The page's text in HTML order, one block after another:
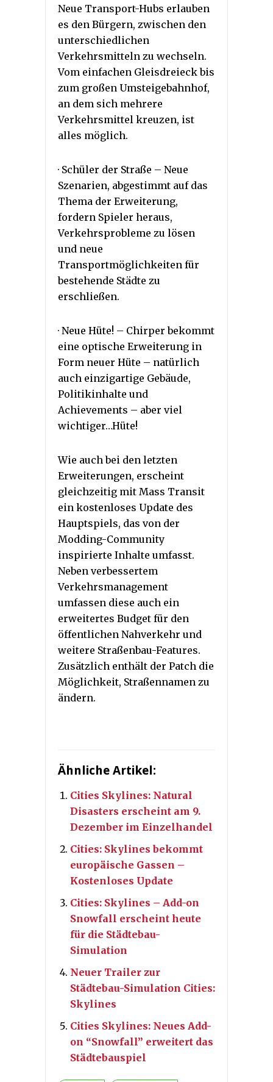
Neue Transport-Hubs erlauben
es den Bürgern, zwischen den
unterschiedlichen
Verkehrsmitteln zu wechseln.
Vom einfachen Gleisdreieck bis
zum großen Umsteigebahnhof,
an dem sich mehrere
Verkehrsmittel kreuzen, ist
alles möglich.
· Schüler der Straße – Neue
Szenarien, abgestimmt auf das
Thema der Erweiterung,
fordern Spieler heraus,
Verkehrsprobleme zu lösen
und neue
Transportmöglichkeiten für
bestehende Städte zu
erschließen.
· Neue Hüte! – Chirper bekommt
eine optische Erweiterung in
Form neuer Hüte – natürlich
auch einzigartige Gebäude,
Politikinhalte und
Achievements – aber viel
wichtiger…Hüte!
Wie auch bei den letzten
Erweiterungen, erscheint
gleichzeitig mit Mass Transit
ein kostenloses Update des
Hauptspiels, das von der
Modding-Community
inspirierte Inhalte umfasst.
Neben verbessertem
Verkehrsmanagement
umfassen diese auch ein
erweitertes Budget für den
öffentlichen Nahverkehr und
weitere Straßenbau-Features.
Zusätzlich enthält der Patch die
Möglichkeit, Straßennamen zu
ändern.
Ähnliche Artikel:
Cities Skylines: Natural
Disasters erscheint am 9.
Dezember im Einzelhandel
Cities: Skylines bekommt
europäische Gassen –
Kostenloses Update
Cities: Skylines – Add-on
Snowfall erscheint heute
für die Städtebau-
Simulation
Neuer Trailer zur
Städtebau-Simulation Cities:
Skylines
Cities Skylines: Neues Add-
on “Snowfall” erweitert das
Städtebauspiel